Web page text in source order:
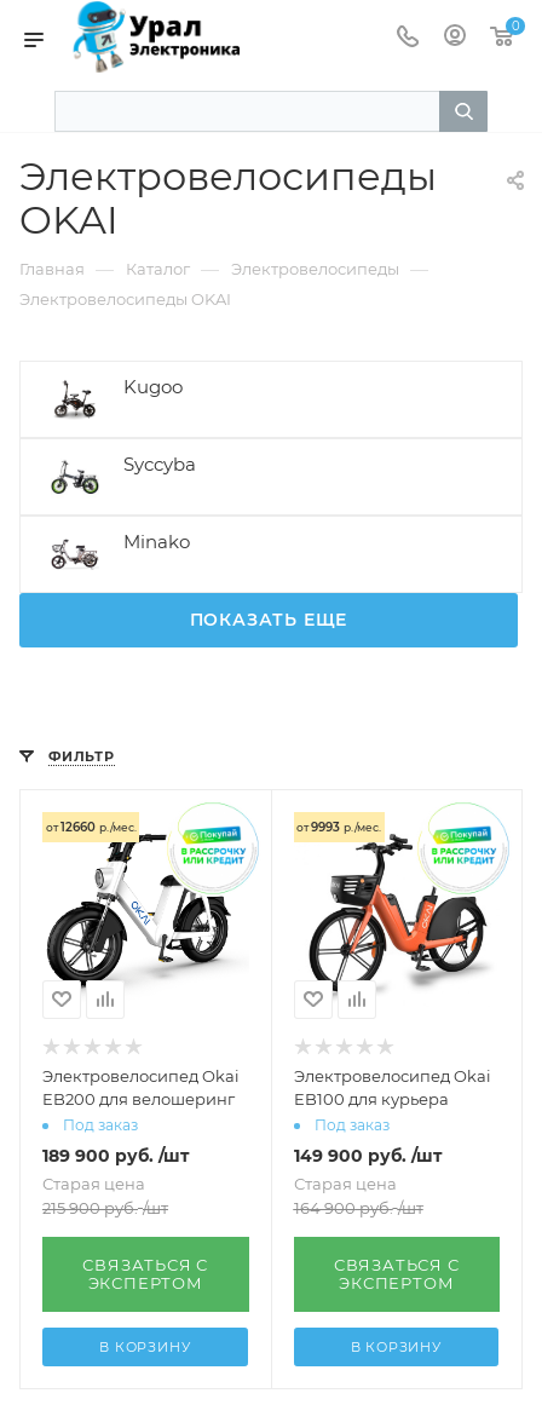
0
Электровелосипеды
OKAI
Главная — Каталог — Электровелосипеды —
Электровелосипеды OKAI
Kugoo
Syccyba
Minako
ПОКАЗАТЬ ЕЩЕ
ФИЛЬТР
от12660 р./мес.
Электровелосипед Okai
EB200 для велошеринг
Под заказ
189 900 руб. /шт
Старая цена
215 900руб. /шт
СВЯЗАТЬСЯ С
ЭКСПЕРТОМ
В КОРЗИНУ
от9993 р./мес.
Электровелосипед Okai
EB100 для курьера
Под заказ
149 900 руб. /шт
Старая цена
164 900руб. /шт
СВЯЗАТЬСЯ С
ЭКСПЕРТОМ
В КОРЗИНУ